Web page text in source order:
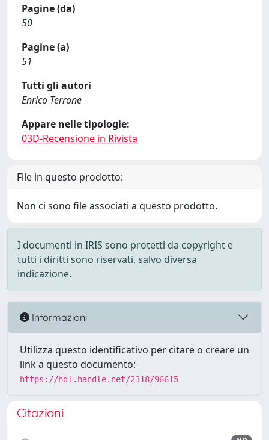
Pagine (da)
50
Pagine (a)
51
Tutti gli autori
Enrico Terrone
Appare nelle tipologie:
03D-Recensione in Rivista
File in questo prodotto:
Non ci sono file associati a questo prodotto.
I documenti in IRIS sono protetti da copyright e
tutti i diritti sono riservati, salvo diversa
indicazione.
Informazioni
Utilizza questo identificativo per citare o creare un
link a questo documento:
https://hdl.handle.net/2318/96615
Citazioni